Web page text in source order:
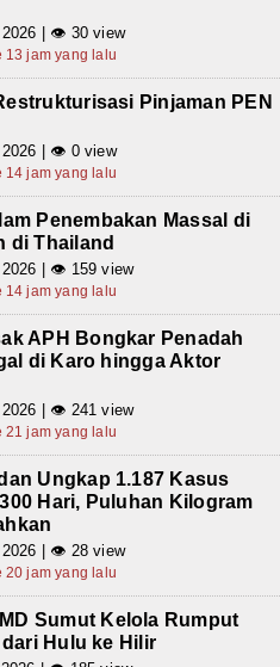
2026 | 👁 30 view
13 jam yang lalu
Pinjaman PEN
2026 | 👁 0 view
14 jam yang lalu
Penembakan Massal di
di Thailand
2026 | 👁 159 view
14 jam yang lalu
APH Bongkar Penadah
di Karo hingga Aktor
2026 | 👁 241 view
21 jam yang lalu
Ungkap 1.187 Kasus
Hari, Puluhan Kilogram
2026 | 👁 28 view
20 jam yang lalu
Sumut Kelola Rumput
Hulu ke Hilir